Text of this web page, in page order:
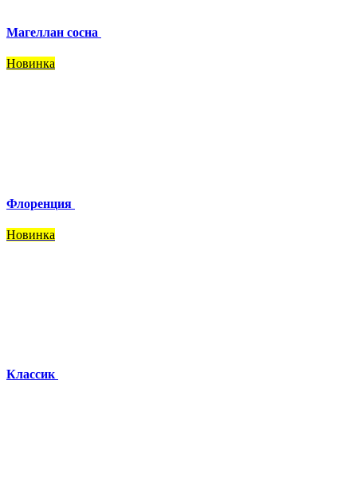
Магеллан сосна
Новинка
Флоренция
Новинка
Классик